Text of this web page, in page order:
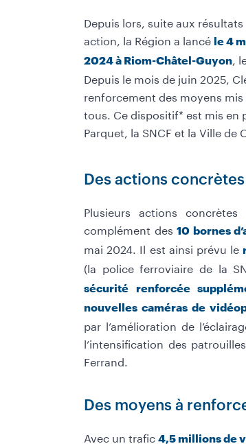
Depuis lors, suite aux
action, la Région a lancé le 4
2024 à Riom-Châtel-Guyon,
Depuis le mois de juin 2025,
renforcement des moyens
tous. Ce dispositif* est mis en
Parquet, la SNCF et la Ville de
Des actions concrètes
Plusieurs actions
complément des 10 bornes
mai 2024. Il est ainsi prévu le
(la police ferroviaire de la
sécurité renforcée
nouvelles caméras de
par l’amélioration de
l’intensification des
Ferrand.
Des moyens à
Avec un trafic 4,5 millions de